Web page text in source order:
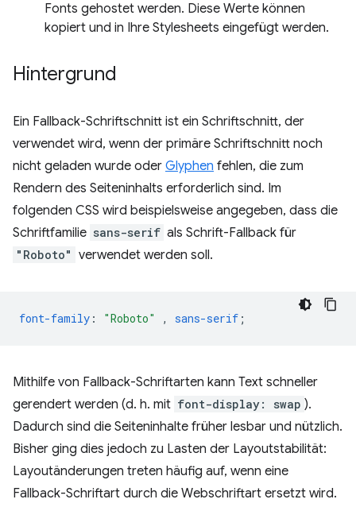
Fonts gehostet werden. Diese Werte können
kopiert und in Ihre Stylesheets eingefügt werden.
Hintergrund
Ein Fallback-Schriftschnitt ist ein Schriftschnitt, der
verwendet wird, wenn der primäre Schriftschnitt noch
nicht geladen wurde oder Glyphen fehlen, die zum
Rendern des Seiteninhalts erforderlich sind. Im
folgenden CSS wird beispielsweise angegeben, dass die
Schriftfamilie sans-serif als Schrift-Fallback für
"Roboto" verwendet werden soll.
font-family : "Roboto" , sans-serif ;
Mithilfe von Fallback-Schriftarten kann Text schneller
gerendert werden (d. h. mit font-display: swap ).
Dadurch sind die Seiteninhalte früher lesbar und nützlich.
Bisher ging dies jedoch zu Lasten der Layoutstabilität:
Layoutänderungen treten häufig auf, wenn eine
Fallback-Schriftart durch die Webschriftart ersetzt wird.